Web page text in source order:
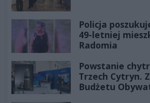
Policja
49-letniej
Radomia
Powstanie
Trzech Cytryn.
Budżetu